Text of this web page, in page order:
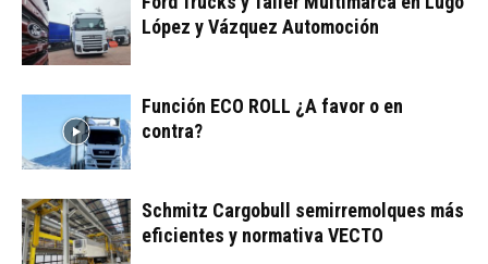
López y Vázquez Automoción
Función ECO ROLL ¿A favor o en
contra?
Schmitz Cargobull semirremolques más
eficientes y normativa VECTO